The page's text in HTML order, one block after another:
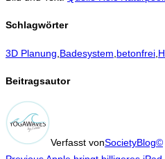
Schlagwörter
3D Planung Badesystem betonfrei
Beitragsautor
Verfasst vonSocietyBlog©